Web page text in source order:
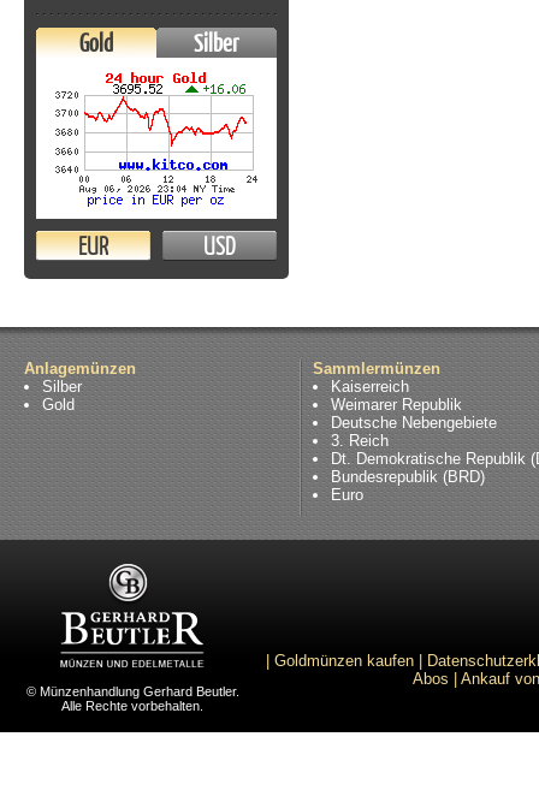
Gold Silber
EUR USD
Anlagemünzen
Silber
Gold
Sammlermünzen
Kaiserreich
Weimarer Republik
Deutsche Nebengebiete
3. Reich
Dt. Demokratische Republik
Bundesrepublik (BRD)
Euro
© Münzenhandlung Gerhard Beutler.
Alle Rechte vorbehalten.
Goldmünzen kaufen
Abos
Ankauf